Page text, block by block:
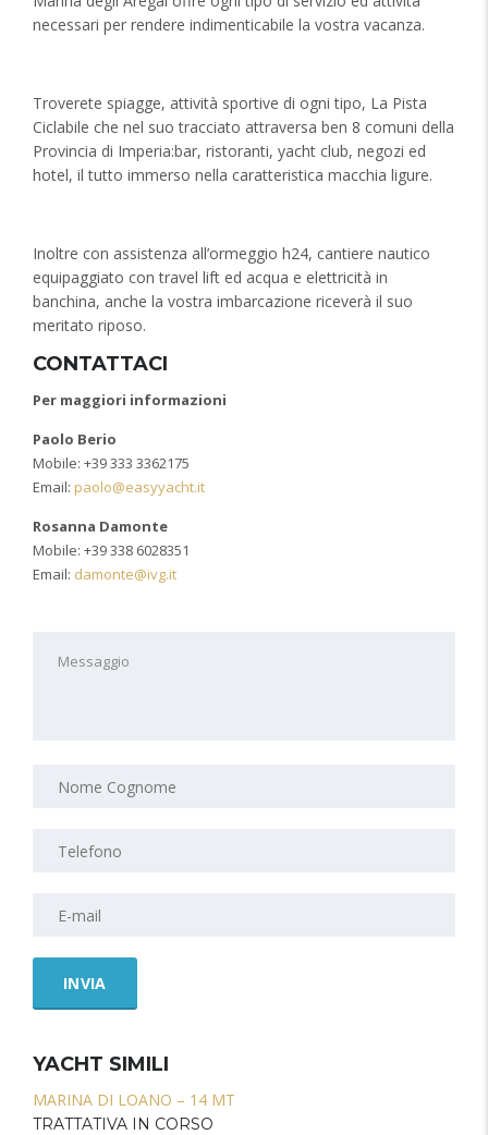
necessari per rendere indimenticabile la vostra vacanza.
Troverete spiagge, attività sportive di ogni tipo, La Pista
Ciclabile che nel suo tracciato attraversa ben 8 comuni della
Provincia di Imperia:bar, ristoranti, yacht club, negozi ed
hotel, il tutto immerso nella caratteristica macchia ligure.
Inoltre con assistenza all’ormeggio h24, cantiere nautico
equipaggiato con travel lift ed acqua e elettricità in
banchina, anche la vostra imbarcazione riceverà il suo
meritato riposo.
CONTATTACI
Per maggiori informazioni
Paolo Berio
Mobile: +39 333 3362175
Email: paolo@easyyacht.it
Rosanna Damonte
Mobile: +39 338 6028351
Email: damonte@ivg.it
YACHT SIMILI
MARINA DI LOANO – 14 MT
TRATTATIVA IN CORSO